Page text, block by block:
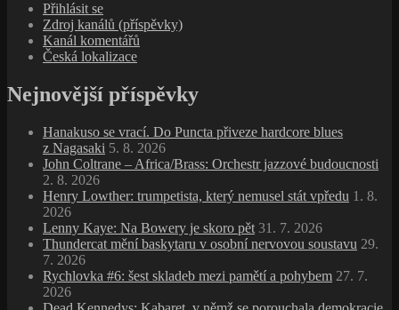
Přihlásit se
Zdroj kanálů (příspěvky)
Kanál komentářů
Česká lokalizace
Nejnovější příspěvky
Hanakuso se vrací. Do Puncta přiveze hardcore blues
z Nagasaki 5. 8. 2026
John Coltrane – Africa/Brass: Orchestr jazzové budoucnosti
2. 8. 2026
Henry Lowther: trumpetista, který nemusel stát vpředu 1. 8.
2026
Lenny Kaye: Na Bowery je skoro pět 31. 7. 2026
Thundercat mění baskytaru v osobní nervovou soustavu 29.
7. 2026
Rychlovka #6: šest skladeb mezi pamětí a pohybem 27. 7.
2026